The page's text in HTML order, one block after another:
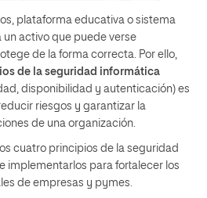
plataforma educativa o sistema
activo que puede verse
de la forma correcta. Por ello,
de la seguridad informática
disponibilidad y autenticación) es
riesgos y garantizar la
de una organización.
cuatro principios de la seguridad
implementarlos para fortalecer los
de empresas y pymes.